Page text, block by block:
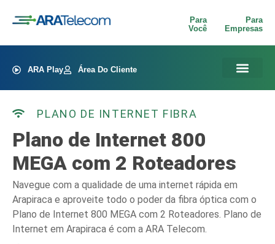
Para
Você
Para
Empresas
ARA Play Área Do Cliente
PLANO DE INTERNET FIBRA
Plano de Internet 800
MEGA com 2 Roteadores
Navegue com a qualidade de uma internet rápida em
Arapiraca e aproveite todo o poder da fibra óptica com o
Plano de Internet 800 MEGA com 2 Roteadores. Plano de
Internet em Arapiraca é com a ARA Telecom.